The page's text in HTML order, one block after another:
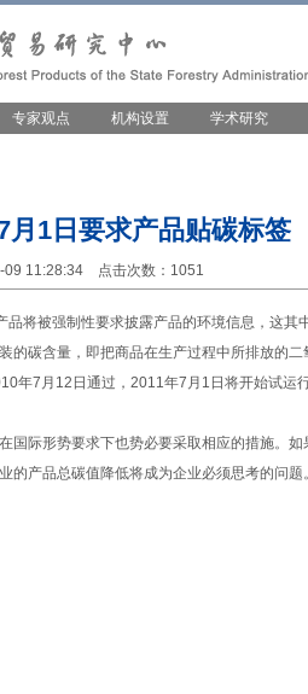
专家观点 机构设置 学术研究
月1日要求产品贴碳标签
09 11:28:34 点击次数：1051
将被强制性要求披露产品的环境信息，这其
的碳含量，即把商品在生产过程中所排放的
年7月12日通过，2011年7月1日将开始试运
际形势要求下也势必要采取相应的措施。如
的产品总碳值降低将成为企业必须思考的问题